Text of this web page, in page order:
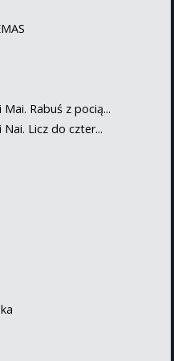
Rabuś z pocią...
Licz do czter...